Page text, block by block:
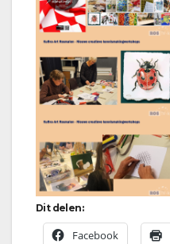
Dit delen:
Facebook